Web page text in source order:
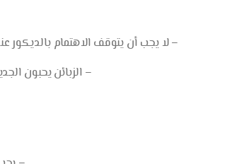
– لا يجب أن يتوقف الاهتمام بالديكور
– الزبائن يحبون